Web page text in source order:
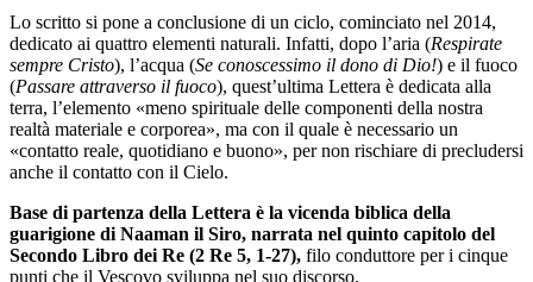
Lo scritto si pone a conclusione di un ciclo, cominciato nel 2014,
dedicato ai quattro elementi naturali. Infatti, dopo l’aria (Respirate
sempre Cristo), l’acqua (Se conoscessimo il dono di Dio!) e il fuoco
(Passare attraverso il fuoco), quest’ultima Lettera è dedicata alla
terra, l’elemento «meno spirituale delle componenti della nostra
realtà materiale e corporea», ma con il quale è necessario un
«contatto reale, quotidiano e buono», per non rischiare di precludersi
anche il contatto con il Cielo.
Base di partenza della Lettera è la vicenda biblica della
guarigione di Naaman il Siro, narrata nel quinto capitolo del
Secondo Libro dei Re (2 Re 5, 1-27), filo conduttore per i cinque
punti che il Vescovo sviluppa nel suo discorso.